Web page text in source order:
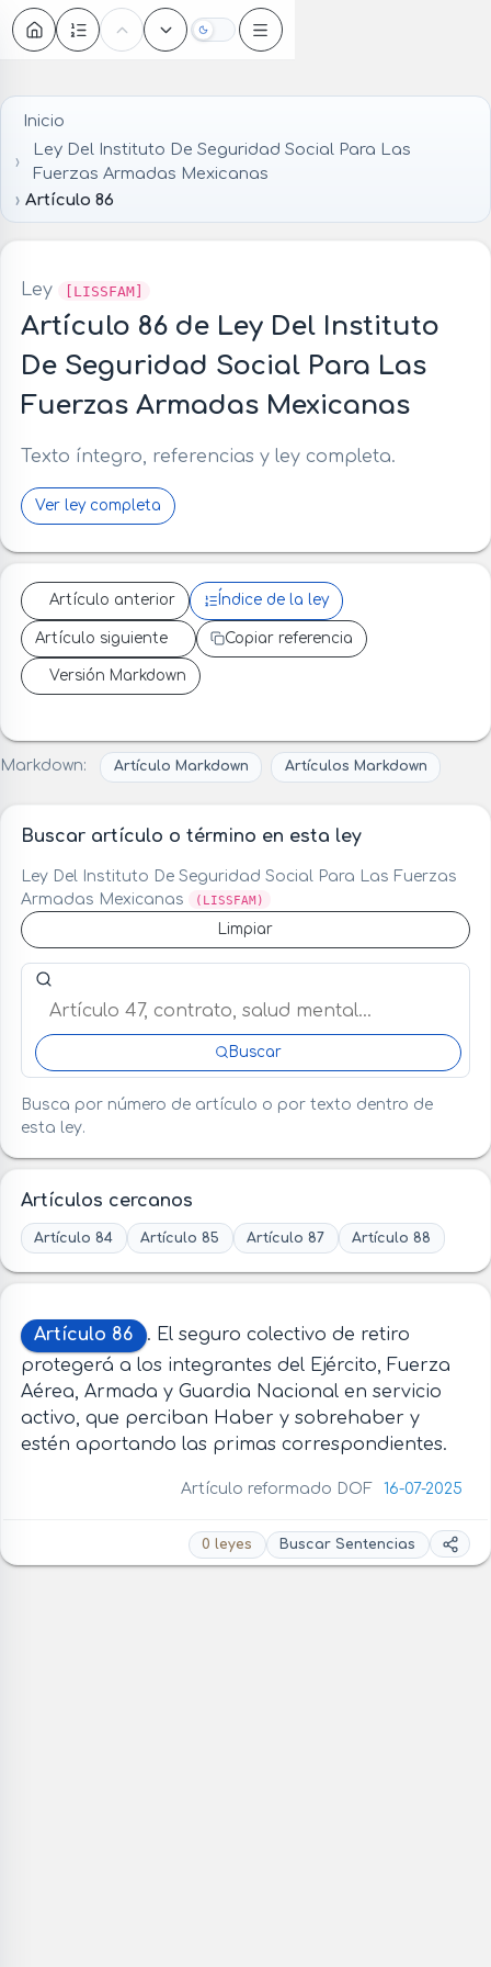
Oscuro
Inicio
Ley Del Instituto De Seguridad Social Para Las
Fuerzas Armadas Mexicanas
Artículo 86
Ley [LISSFAM]
Artículo 86 de Ley Del Instituto
De Seguridad Social Para Las
Fuerzas Armadas Mexicanas
Texto íntegro, referencias y ley completa.
Ver ley completa
Artículo anterior Índice de la ley
Artículo siguiente Copiar referencia
Versión Markdown
Markdown: Artículo Markdown Artículos Markdown
Buscar artículo o término en esta ley
Ley Del Instituto De Seguridad Social Para Las Fuerzas
Armadas Mexicanas
(LISSFAM)
Limpiar
Buscar artículo o término en esta ley
Buscar
Busca por número de artículo o por texto dentro de
esta ley.
Artículos cercanos
Artículo 84 Artículo 85 Artículo 87 Artículo 88
Artículo 86
. El seguro colectivo de retiro
protegerá a los integrantes del Ejército, Fuerza
Aérea, Armada y Guardia Nacional en servicio
activo, que perciban Haber y sobrehaber y
estén aportando las primas correspondientes.
Artículo reformado DOF 16-07-2025
0 leyes Buscar Sentencias